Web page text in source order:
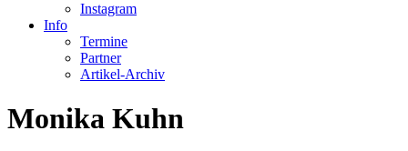
Instagram
Info
Termine
Partner
Artikel-Archiv
Monika Kuhn